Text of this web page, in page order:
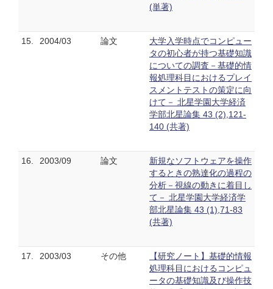
(単著)
15. 2004/03 論文
大学入学時点でコンピュー
タの初心者が持つ基礎知識
についての調査－基礎的情
報処理科目におけるプレイ
スメントテストの策定に向
けて－ 北星学園大学経済
学部北星論集 43 (2),121-
140 (共著)
16. 2003/09 論文
新規なソフトウェアを操作
するときの熟達化の過程の
分析－視線の動きに着目し
て－ 北星学園大学経済学
部北星論集 43 (1),71-83
(共著)
17. 2003/03 その他
【研究ノート】基礎的情報
処理科目におけるコンピュ
ータの基礎知識及び操作技